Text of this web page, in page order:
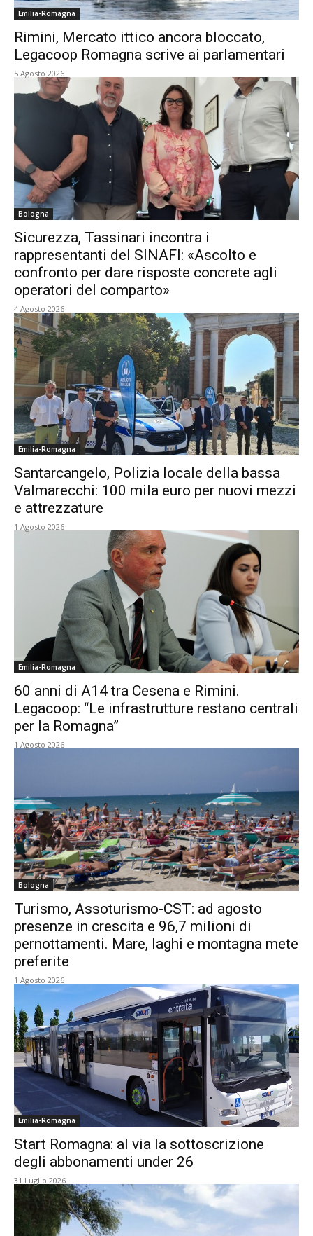
Emilia-Romagna
Rimini, Mercato ittico ancora bloccato,
Legacoop Romagna scrive ai parlamentari
5 Agosto 2026
Bologna
Sicurezza, Tassinari incontra i
rappresentanti del SINAFI: «Ascolto e
confronto per dare risposte concrete agli
operatori del comparto»
4 Agosto 2026
Emilia-Romagna
Santarcangelo, Polizia locale della bassa
Valmarecchi: 100 mila euro per nuovi mezzi
e attrezzature
1 Agosto 2026
Emilia-Romagna
60 anni di A14 tra Cesena e Rimini.
Legacoop: “Le infrastrutture restano centrali
per la Romagna”
1 Agosto 2026
Bologna
Turismo, Assoturismo-CST: ad agosto
presenze in crescita e 96,7 milioni di
pernottamenti. Mare, laghi e montagna mete
preferite
1 Agosto 2026
Emilia-Romagna
Start Romagna: al via la sottoscrizione
degli abbonamenti under 26
31 Luglio 2026